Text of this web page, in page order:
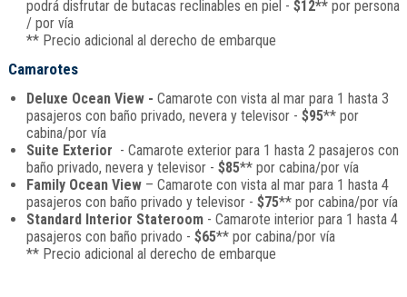
podrá disfrutar de butacas reclinables en piel - $12**por persona
/ por vía
** Precio adicional al derecho de embarque
Camarotes
Deluxe Ocean View - Camarote con vista al mar para 1 hasta 3
pasajeros con baño privado, nevera y televisor - $95** por
cabina/por vía
Suite Exterior - Camarote exterior para 1 hasta 2 pasajeros con
baño privado, nevera y televisor - $85** por cabina/por vía
Family Ocean View– Camarote con vista al mar para 1 hasta 4
pasajeros con baño privado y televisor - $75** por cabina/por vía
Standard Interior Stateroom- Camarote interior para 1 hasta 4
pasajeros con baño privado - $65** por cabina/por vía
** Precio adicional al derecho de embarque